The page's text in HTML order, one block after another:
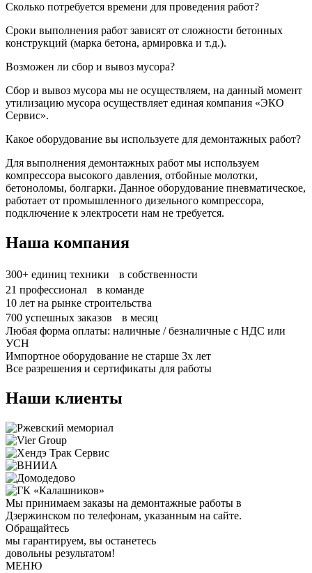
Сколько потребуется времени для проведения работ?
Сроки выполнения работ зависят от сложности бетонных
конструкций (марка бетона, армировка и т.д.).
Возможен ли сбор и вывоз мусора?
Сбор и вывоз мусора мы не осуществляем, на данный момент
утилизацию мусора осуществляет единая компания «ЭКО
Сервис».
Какое оборудование вы используете для демонтажных работ?
Для выполнения демонтажных работ мы используем
компрессора высокого давления, отбойные молотки,
бетоноломы, болгарки. Данное оборудование пневматическое,
работает от промышленного дизельного компрессора,
подключение к электросети нам не требуется.
Наша компания
300+ единиц техники в собственности
21 профессионал в команде
10 лет на рынке строительства
700 успешных заказов в месяц
Любая форма оплаты: наличные / безналичные с НДС или
УСН
Импортное оборудование не старше 3х лет
Все разрешения и сертификаты для работы
Наши клиенты
Мы принимаем заказы на демонтажные работы в
Дзержинском по телефонам, указанным на сайте.
Обращайтесь
мы гарантируем, вы останетесь
довольны результатом!
МЕНЮ